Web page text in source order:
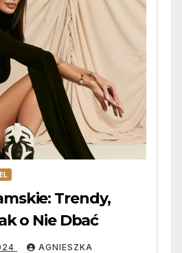
Trendy,
o Nie Dbać
AGNIESZKA